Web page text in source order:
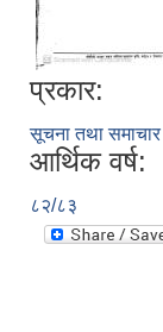
प्रकार:
सूचना तथा समाचार
आर्थिक वर्ष:
८२/८३